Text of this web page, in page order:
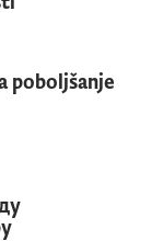
poboljšanje